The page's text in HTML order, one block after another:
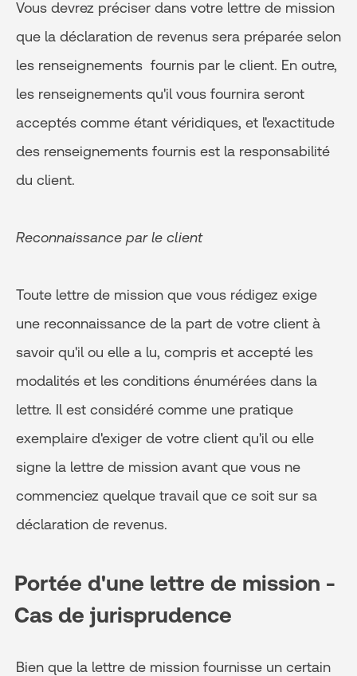
Vous devrez préciser dans votre lettre de mission
que la déclaration de revenus sera préparée selon
les renseignements fournis par le client. En outre,
les renseignements qu'il vous fournira seront
acceptés comme étant véridiques, et l'exactitude
des renseignements fournis est la responsabilité
du client.
Reconnaissance par le client
Toute lettre de mission que vous rédigez exige
une reconnaissance de la part de votre client à
savoir qu'il ou elle a lu, compris et accepté les
modalités et les conditions énumérées dans la
lettre. Il est considéré comme une pratique
exemplaire d'exiger de votre client qu'il ou elle
signe la lettre de mission avant que vous ne
commenciez quelque travail que ce soit sur sa
déclaration de revenus.
Portée d'une lettre de mission -
Cas de jurisprudence
Bien que la lettre de mission fournisse un certain